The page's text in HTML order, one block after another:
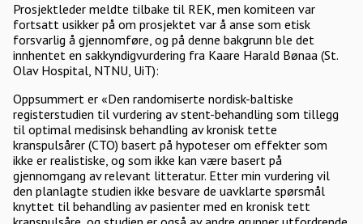
Prosjektleder meldte tilbake til REK, men komiteen var
fortsatt usikker på om prosjektet var å anse som etisk
forsvarlig å gjennomføre, og på denne bakgrunn ble det
innhentet en sakkyndigvurdering fra Kaare Harald Bønaa (St.
Olav Hospital, NTNU, UiT):
Oppsummert er «Den randomiserte nordisk-baltiske
registerstudien til vurdering av stent-behandling som tillegg
til optimal medisinsk behandling av kronisk tette
kranspulsårer (CTO) basert på hypoteser om effekter som
ikke er realistiske, og som ikke kan være basert på
gjennomgang av relevant litteratur. Etter min vurdering vil
den planlagte studien ikke besvare de uavklarte spørsmål
knyttet til behandling av pasienter med en kronisk tett